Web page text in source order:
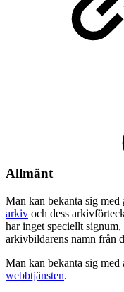
Allmänt
Man kan bekanta sig med
arkiv och dess
har inget speciellt
arkivbildarens namn från
Man kan bekanta sig
webbtjänsten.